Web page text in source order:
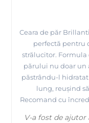
Ceara de păr
perfectă pentru
strălucitor.
părului nu doar un
păstrându-l
lung, reușind
Recomand cu
V-a fost de ajutor